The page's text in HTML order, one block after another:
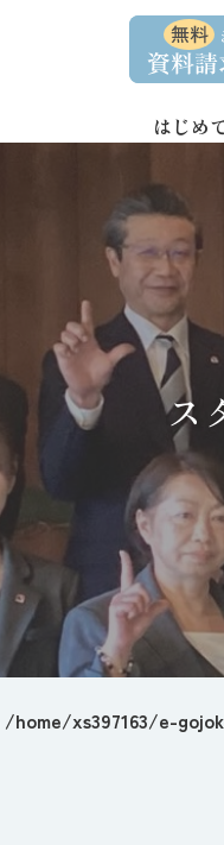
資
求
問
わ
せ
はじめ
ス
/home/xs397163/e-